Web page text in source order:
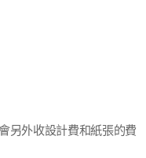
另外收設計費和紙張的費